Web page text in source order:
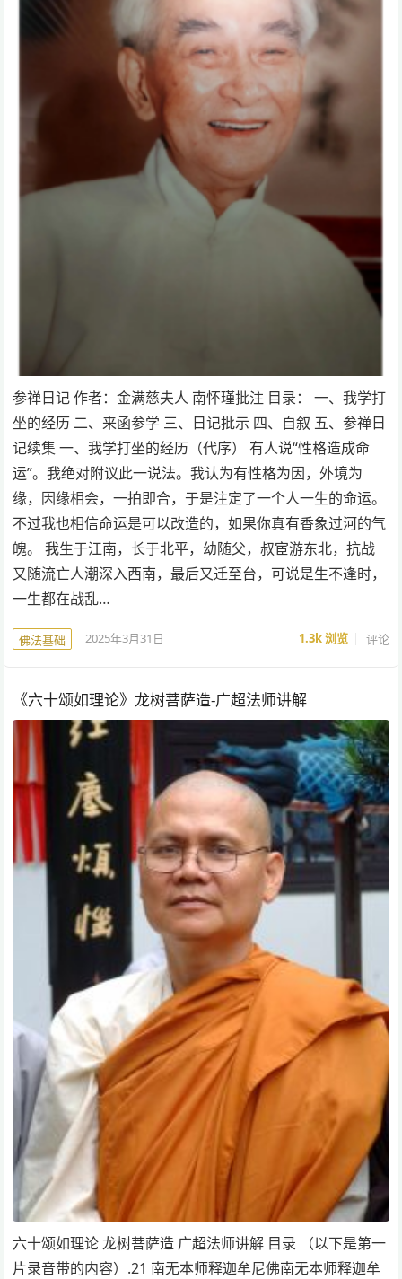
参禅日记 作者：金满慈夫人 南怀瑾批注 目录： 一、我学打
坐的经历 二、来函参学 三、日记批示 四、自叙 五、参禅日
记续集 一、我学打坐的经历（代序） 有人说“性格造成命
运”。我绝对附议此一说法。我认为有性格为因，外境为
缘，因缘相会，一拍即合，于是注定了一个人一生的命运。
不过我也相信命运是可以改造的，如果你真有香象过河的气
魄。 我生于江南，长于北平，幼随父，叔宦游东北，抗战
又随流亡人潮深入西南，最后又迁至台，可说是生不逢时，
一生都在战乱…
佛法基础 2025年3月31日 1.3k浏览 评论
《六十颂如理论》龙树菩萨造-广超法师讲解
六十颂如理论 龙树菩萨造 广超法师讲解 目录 （以下是第一
片录音带的内容）.21 南无本师释迦牟尼佛南无本师释迦牟